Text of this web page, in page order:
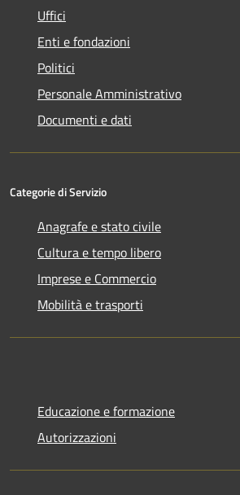
Uffici
Enti e fondazioni
Politici
Personale Amministrativo
Documenti e dati
Categorie di Servizio
Anagrafe e stato civile
Cultura e tempo libero
Imprese e Commercio
Mobilità e trasporti
Educazione e formazione
Autorizzazioni